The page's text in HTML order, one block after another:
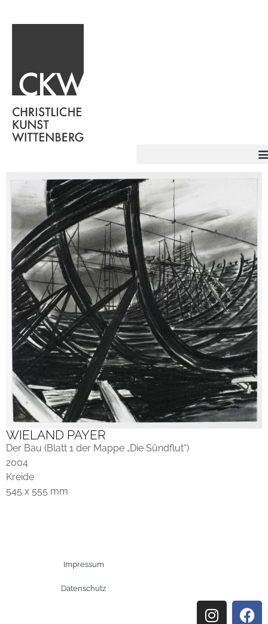
WIELAND PAYER
Der Bau (Blatt 1 der Mappe „Die Sündflut“)
2004
Kreide
545 x 555 mm
Impressum
Datenschutz